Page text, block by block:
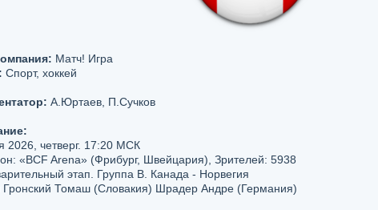
Матч! Игра
Спорт, хоккей
А.Юртаев, П.Сучков
2026, четверг. 17:20 МСК
«BCF Arena» (Фрибург, Швейцария), Зрителей: 5938
этап. Группа B. Канада - Норвегия
Гронский Томаш (Словакия) Шрадер Андре (Германия)